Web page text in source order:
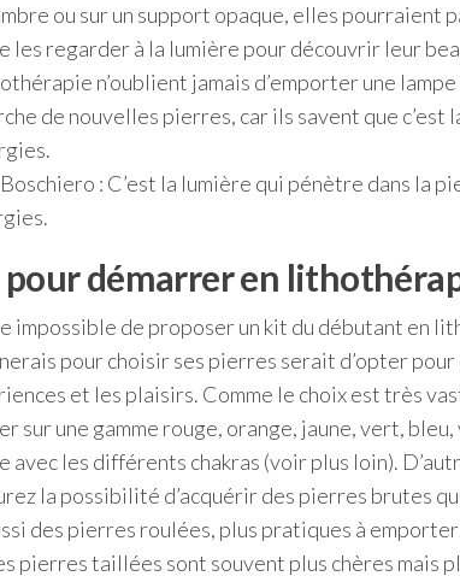
ou sur un support opaque, elles pourraient
les regarder à la lumière pour découvrir leur
n’oublient jamais d’emporter une
de nouvelles pierres, car ils savent que c’est
: C’est la lumière qui pénètre dans la
pour démarrer en
impossible de proposer un kit du débutant en
pour choisir ses pierres serait d’opter
et les plaisirs. Comme le choix est très
sur une gamme rouge, orange, jaune, vert,
avec les différents chakras (voir plus loin).
la possibilité d’acquérir des pierres brutes
des pierres roulées, plus pratiques à
pierres taillées sont souvent plus chères mais